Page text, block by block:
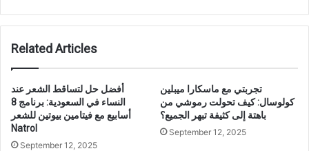
Related Articles
أفضل حل لتساقط الشعر عند
النساء في السعودية: برنامج 8
أسابيع مع فيتامين بيوتين للشعر
Natrol
September 12, 2025
تجربتي مع ماسكارا ميبلين
كولوسال: كيف تحولت رموشي من
باهتة إلى كثيفة تبهر الجميع؟
September 12, 2025